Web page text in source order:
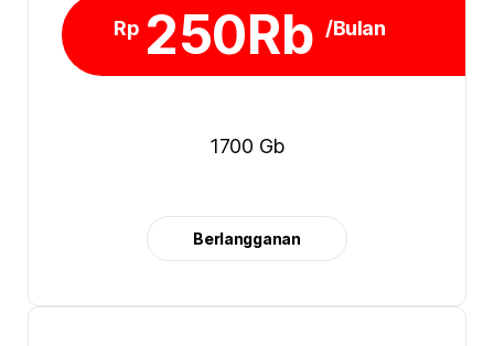
Rp 250Rb /Bulan
1700 Gb
Berlangganan